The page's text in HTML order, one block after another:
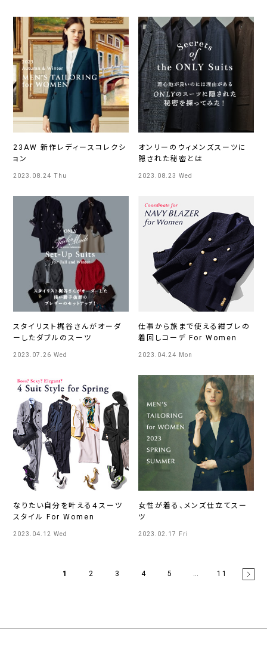
23AW 新作レディースコレクシ
ョン
2023.08.24 Thu
オンリーのウィメンズスーツに
隠された秘密とは
2023.08.23 Wed
スタイリスト梶谷さんがオーダ
ーしたダブルのスーツ
2023.07.26 Wed
仕事から旅まで使える紺ブレの
着回しコーデ For Women
2023.04.24 Mon
なりたい自分を叶える４スーツ
スタイル For Women
2023.04.12 Wed
女性が着る、メンズ仕立てスー
ツ
2023.02.17 Fri
1 2 3 4 5 … 11